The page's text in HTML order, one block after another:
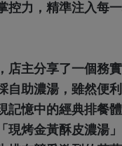
控力，精準注入每
店主分享了一個務
自助濃湯，雖然便
記憶中的經典排餐
現烤金黃酥皮濃湯